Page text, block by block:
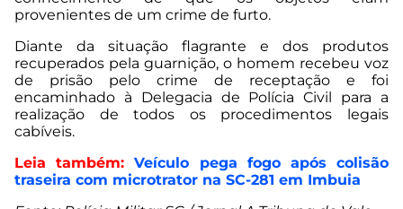
provenientes de um crime de furto.
Diante da situação flagrante e dos produtos
recuperados pela guarnição, o homem recebeu voz
de prisão pelo crime de receptação e foi
encaminhado à Delegacia de Polícia Civil para a
realização de todos os procedimentos legais
cabíveis.
Leia também: Veículo pega fogo após colisão
traseira com microtrator na SC-281 em Imbuia